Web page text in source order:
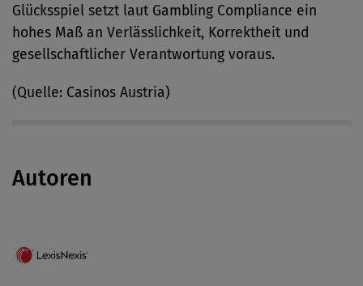
Glücksspiel setzt laut Gambling Compliance ein
hohes Maß an Verlässlichkeit, Korrektheit und
gesellschaftlicher Verantwortung voraus.
(Quelle: Casinos Austria)
Autoren